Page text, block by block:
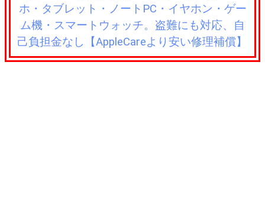
ホ・タブレット・ノートPC・イヤホン・ゲー
ム機・スマートウォッチ。盗難にも対応、自
己負担金なし【AppleCareより安い修理補償】